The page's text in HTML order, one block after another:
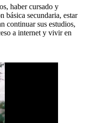
haber cursado y
básica secundaria, estar
continuar sus estudios,
a internet y vivir en